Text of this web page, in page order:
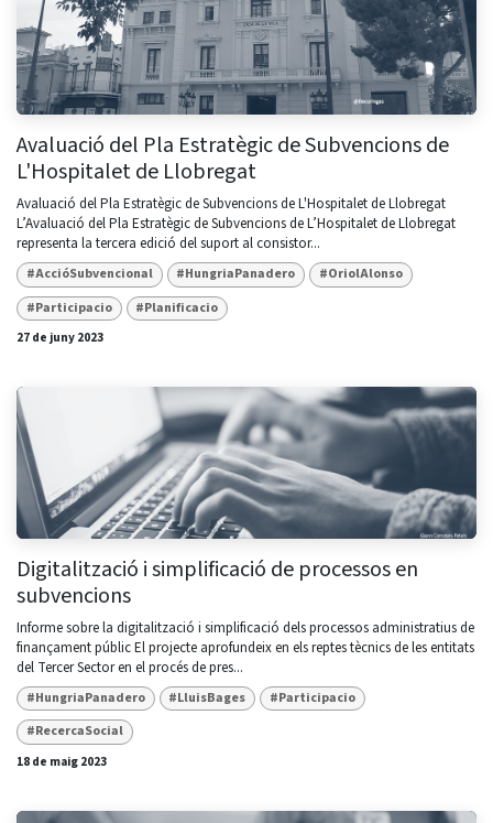
Avaluació del Pla Estratègic de Subvencions de
L'Hospitalet de Llobregat
Avaluació del Pla Estratègic de Subvencions de L'Hospitalet de Llobregat
L’Avaluació del Pla Estratègic de Subvencions de L’Hospitalet de Llobregat
representa la tercera edició del suport al consistor...
#AccióSubvencional #HungriaPanadero
#OriolAlonso
#Participacio
#Planificacio
27 de juny 2023
Digitalització i simplificació de processos en
subvencions
Informe sobre la digitalització i simplificació dels processos administratius de
finançament públic El projecte aprofundeix en els reptes tècnics de les entitats
del Tercer Sector en el procés de pres...
#HungriaPanadero #LluisBages
#Participacio
#RecercaSocial
18 de maig 2023